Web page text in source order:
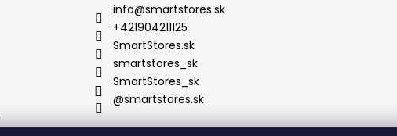
info@smartstores.sk
+421904211125
SmartStores.sk
smartstores_sk
SmartStores_sk
@smartstores.sk